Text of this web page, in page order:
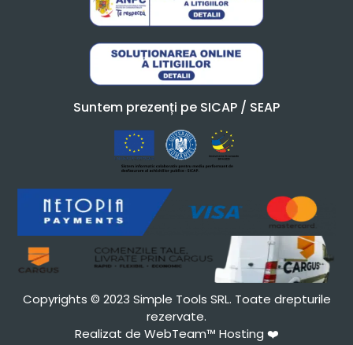
Suntem prezenți pe SICAP / SEAP
Copyrights © 2023 Simple Tools SRL. Toate drepturile
rezervate.
Realizat de WebTeam™ Hosting ❤️